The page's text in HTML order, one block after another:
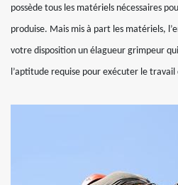
possède tous les matériels nécessaires
produise. Mais mis à part les matériels,
votre disposition un élagueur grimpeur
l’aptitude requise pour exécuter le